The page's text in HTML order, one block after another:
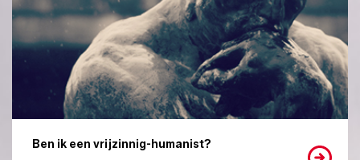
Ben ik een vrijzinnig-humanist?